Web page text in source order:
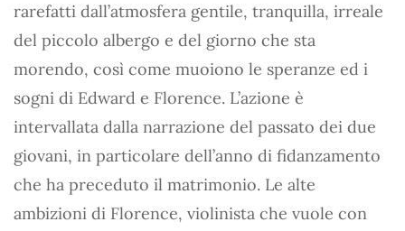
rarefatti dall’atmosfera gentile, tranquilla, irreale
del piccolo albergo e del giorno che sta
morendo, così come muoiono le speranze ed i
sogni di Edward e Florence. L’azione è
intervallata dalla narrazione del passato dei due
giovani, in particolare dell’anno di fidanzamento
che ha preceduto il matrimonio. Le alte
ambizioni di Florence, violinista che vuole con